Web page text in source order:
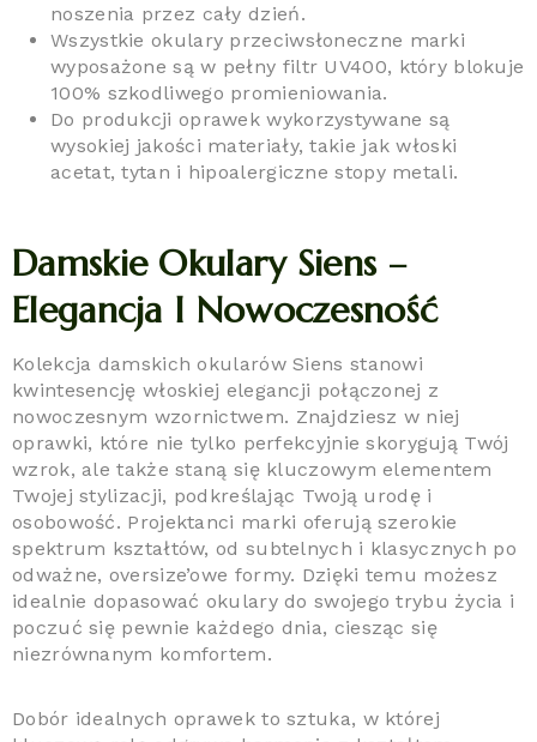
noszenia przez cały dzień.
Wszystkie okulary przeciwsłoneczne marki
wyposażone są w pełny filtr UV400, który blokuje
100% szkodliwego promieniowania.
Do produkcji oprawek wykorzystywane są
wysokiej jakości materiały, takie jak włoski
acetat, tytan i hipoalergiczne stopy metali.
Damskie Okulary Siens –
Elegancja I Nowoczesność
Kolekcja damskich okularów Siens stanowi
kwintesencję włoskiej elegancji połączonej z
nowoczesnym wzornictwem. Znajdziesz w niej
oprawki, które nie tylko perfekcyjnie skorygują Twój
wzrok, ale także staną się kluczowym elementem
Twojej stylizacji, podkreślając Twoją urodę i
osobowość. Projektanci marki oferują szerokie
spektrum kształtów, od subtelnych i klasycznych po
odważne, oversize’owe formy. Dzięki temu możesz
idealnie dopasować okulary do swojego trybu życia i
poczuć się pewnie każdego dnia, ciesząc się
niezrównanym komfortem.
Dobór idealnych oprawek to sztuka, w której